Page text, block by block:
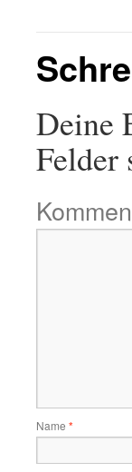
Deine
Felder
Name *